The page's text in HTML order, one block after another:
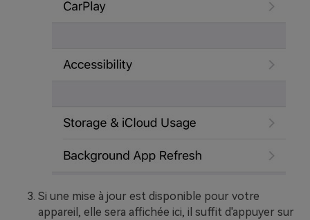
Si une mise à jour est disponible pour votre
appareil, elle sera affichée ici, il suffit d'appuyer sur